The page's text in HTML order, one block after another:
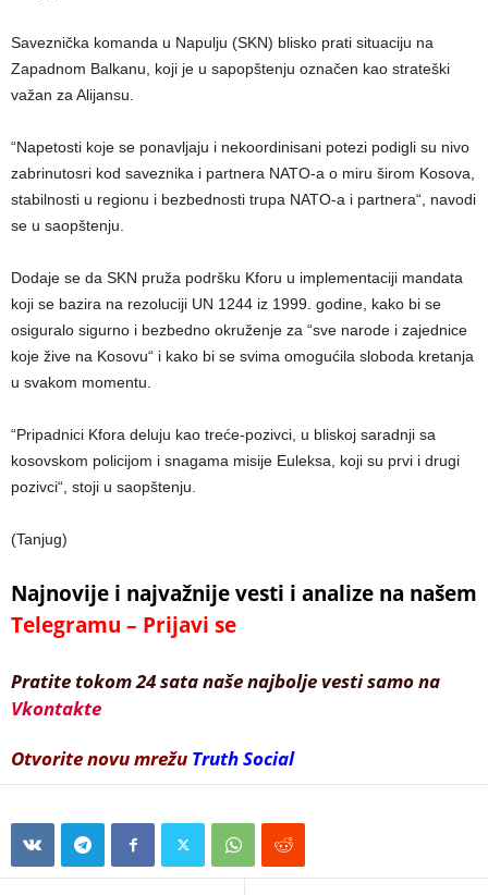
Saveznička komanda u Napulju (SKN) blisko prati situaciju na
Zapadnom Balkanu, koji je u sapopštenju označen kao strateški
važan za Alijansu.
“Napetosti koje se ponavljaju i nekoordinisani potezi podigli su nivo
zabrinutosri kod saveznika i partnera NATO-a o miru širom Kosova,
stabilnosti u regionu i bezbednosti trupa NATO-a i partnera“, navodi
se u saopštenju.
Dodaje se da SKN pruža podršku Kforu u implementaciji mandata
koji se bazira na rezoluciji UN 1244 iz 1999. godine, kako bi se
osiguralo sigurno i bezbedno okruženje za “sve narode i zajednice
koje žive na Kosovu“ i kako bi se svima omogućila sloboda kretanja
u svakom momentu.
“Pripadnici Kfora deluju kao treće-pozivci, u bliskoj saradnji sa
kosovskom policijom i snagama misije Euleksa, koji su prvi i drugi
pozivci“, stoji u saopštenju.
(Tanjug)
Najnovije i najvažnije vesti i analize na našem
Telegramu – Prijavi se
Pratite tokom 24 sata naše najbolje vesti samo na
Vkontakte
Otvorite novu mrežu Truth Social